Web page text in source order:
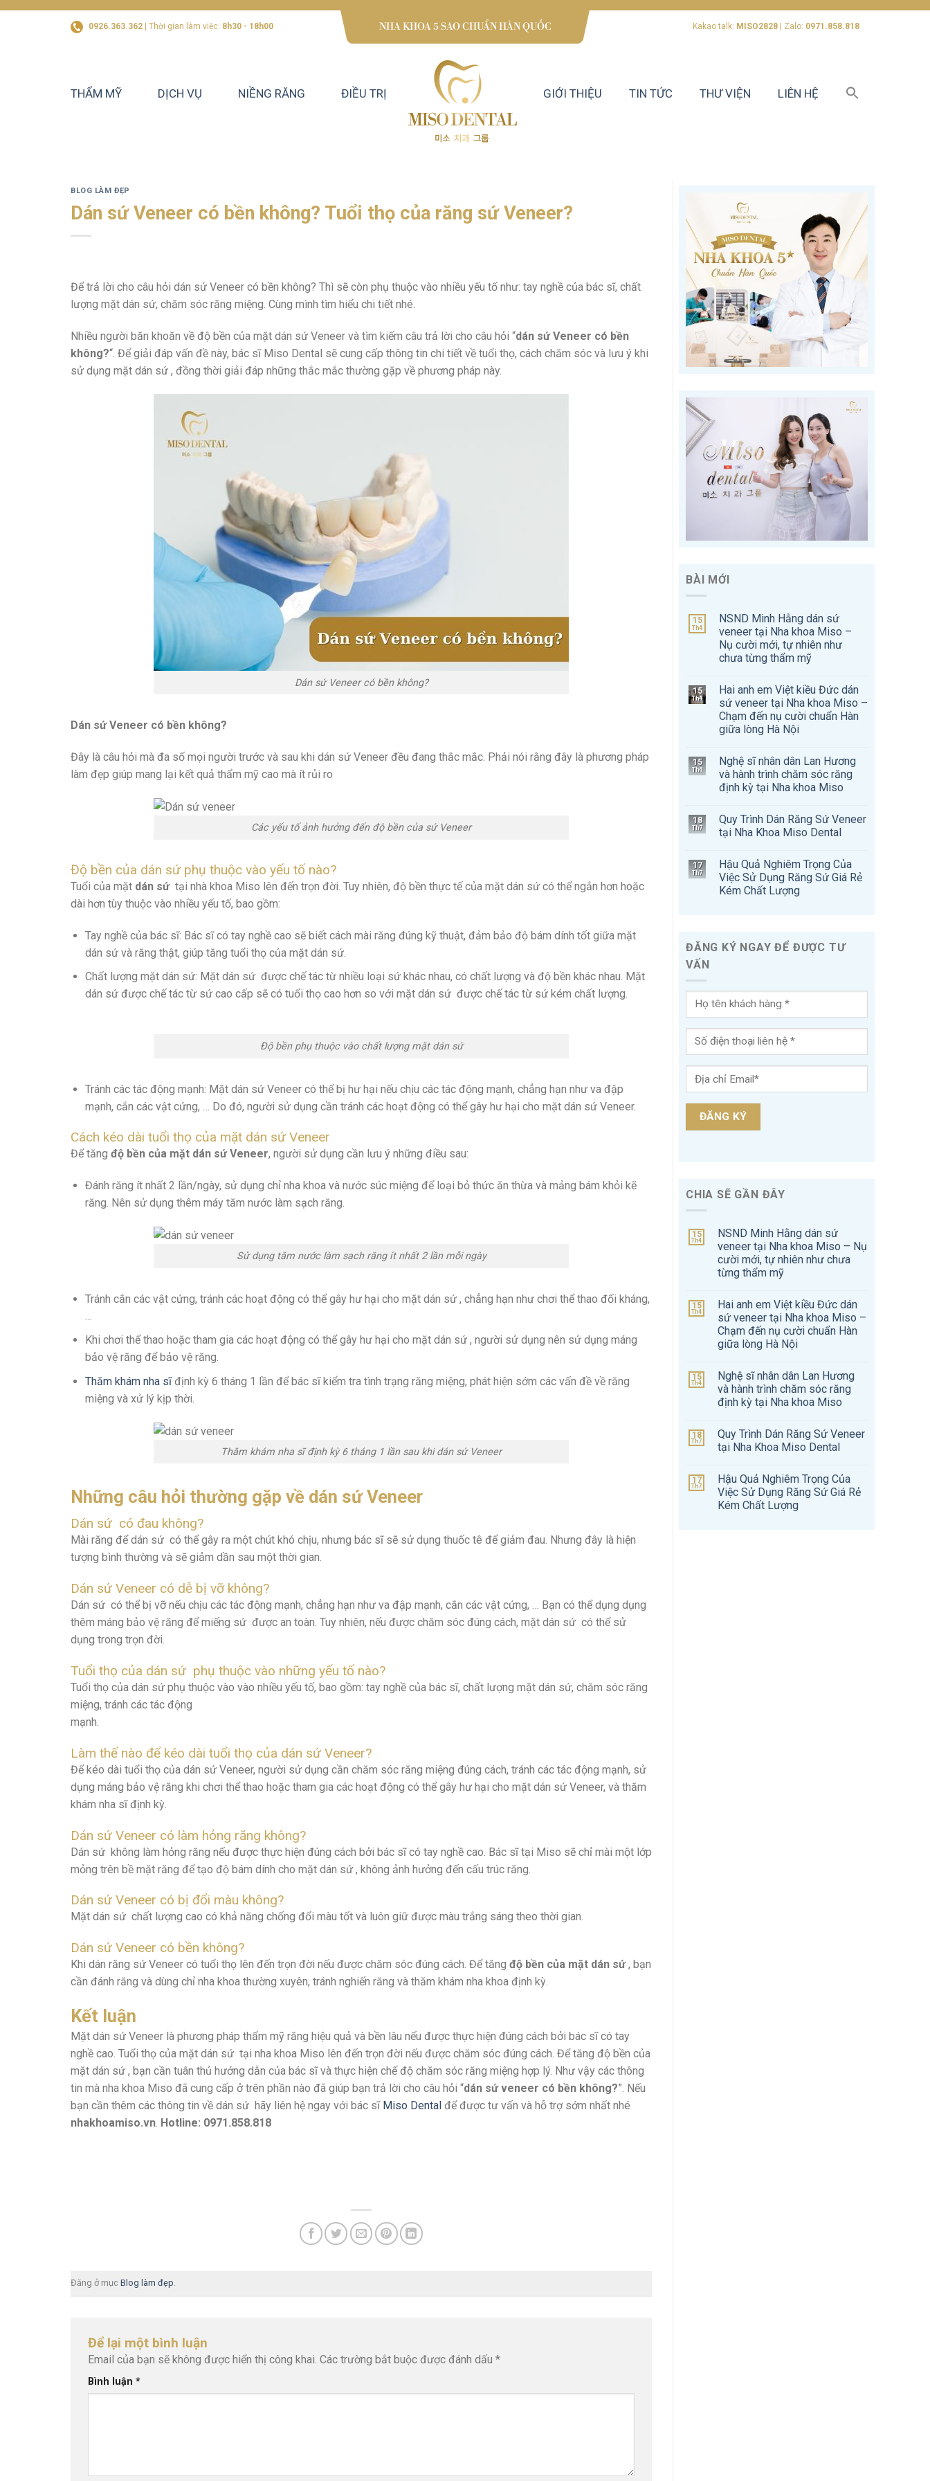
Skip
0926.363.362 | Thời gian làm việc: 8h30 - 18h00 NHA KHOA 5 SAO CHUẨN HÀN QUỐC Kakao talk: MISO2828 | Zalo: 0971.858.818
THẨM MỸ DỊCH VỤ NIỀNG RĂNG ĐIỀU TRỊ GIỚI THIỆU TIN TỨC THƯ VIỆN LIÊN HỆ
BLOG LÀM ĐẸP
Dán sứ Veneer có bền không? Tuổi thọ của răng sứ Veneer?
Để trả lời cho câu hỏi dán sứ Veneer có bền không? Thì sẽ còn phụ thuộc vào nhiều yếu tố như: tay nghề của bác sĩ, chất
lượng mặt dán sứ, chăm sóc răng miệng. Cùng mình tìm hiểu chi tiết nhé.
Nhiều người băn khoăn về độ bền của mặt dán sứ Veneer và tìm kiếm câu trả lời cho câu hỏi “dán sứ Veneer có bền
không?“. Để giải đáp vấn đề này, bác sĩ Miso Dental sẽ cung cấp thông tin chi tiết về tuổi thọ, cách chăm sóc và lưu ý khi
sử dụng mặt dán sứ , đồng thời giải đáp những thắc mắc thường gặp về phương pháp này.
Dán sứ Veneer có bền không?
Dán sứ Veneer có bền không?
Đây là câu hỏi mà đa số mọi người trước và sau khi dán sứ Veneer đều đang thắc mắc. Phải nói rằng đây là phương pháp
làm đẹp giúp mang lại kết quả thẩm mỹ cao mà ít rủi ro
Các yếu tố ảnh hưởng đến độ bền của sứ Veneer
Độ bền của dán sứ phụ thuộc vào yếu tố nào?
Tuổi của mặt dán sứ tại nhà khoa Miso lên đến trọn đời. Tuy nhiên, độ bền thực tế của mặt dán sứ có thể ngắn hơn hoặc
dài hơn tùy thuộc vào nhiều yếu tố, bao gồm:
Tay nghề của bác sĩ: Bác sĩ có tay nghề cao sẽ biết cách mài răng đúng kỹ thuật, đảm bảo độ bám dính tốt giữa mặt
dán sứ và răng thật, giúp tăng tuổi thọ của mặt dán sứ.
Chất lượng mặt dán sứ: Mặt dán sứ được chế tác từ nhiều loại sứ khác nhau, có chất lượng và độ bền khác nhau. Mặt
dán sứ được chế tác từ sứ cao cấp sẽ có tuổi thọ cao hơn so với mặt dán sứ được chế tác từ sứ kém chất lượng.
Độ bền phụ thuộc vào chất lượng mặt dán sứ
Tránh các tác động mạnh: Mặt dán sứ Veneer có thể bị hư hại nếu chịu các tác động mạnh, chẳng hạn như va đập
mạnh, cắn các vật cứng, … Do đó, người sử dụng cần tránh các hoạt động có thể gây hư hại cho mặt dán sứ Veneer.
Cách kéo dài tuổi thọ của mặt dán sứ Veneer
Để tăng độ bền của mặt dán sứ Veneer, người sử dụng cần lưu ý những điều sau:
Đánh răng ít nhất 2 lần/ngày, sử dụng chỉ nha khoa và nước súc miệng để loại bỏ thức ăn thừa và mảng bám khỏi kẽ
răng. Nên sử dụng thêm máy tăm nước làm sạch răng.
Sử dụng tăm nước làm sạch răng ít nhất 2 lần mỗi ngày
Tránh cắn các vật cứng, tránh các hoạt động có thể gây hư hại cho mặt dán sứ , chẳng hạn như chơi thể thao đối kháng,
Khi chơi thể thao hoặc tham gia các hoạt động có thể gây hư hại cho mặt dán sứ , người sử dụng nên sử dụng máng
bảo vệ răng để bảo vệ răng.
Thăm khám nha sĩđịnh kỳ 6 tháng 1 lần để bác sĩ kiểm tra tình trạng răng miệng, phát hiện sớm các vấn đề về răng
miệng và xử lý kịp thời.
Thăm khám nha sĩ định kỳ 6 tháng 1 lần sau khi dán sứ Veneer
Những câu hỏi thường gặp về dán sứ Veneer
Dán sứ có đau không?
Mài răng để dán sứ có thể gây ra một chút khó chịu, nhưng bác sĩ sẽ sử dụng thuốc tê để giảm đau. Nhưng đây là hiện
tượng bình thường và sẽ giảm dần sau một thời gian.
Dán sứ Veneer có dễ bị vỡ không?
Dán sứ có thể bị vỡ nếu chịu các tác động mạnh, chẳng hạn như va đập mạnh, cắn các vật cứng, … Bạn có thể dụng dụng
thêm máng bảo vệ răng để miếng sứ được an toàn. Tuy nhiên, nếu được chăm sóc đúng cách, mặt dán sứ có thể sử
dụng trong trọn đời.
Tuổi thọ của dán sứ phụ thuộc vào những yếu tố nào?
Tuổi thọ của dán sứ phụ thuộc vào vào nhiều yếu tố, bao gồm: tay nghề của bác sĩ, chất lượng mặt dán sứ, chăm sóc răng
miệng, tránh các tác động
mạnh.
Làm thế nào để kéo dài tuổi thọ của dán sứ Veneer?
Để kéo dài tuổi thọ của dán sứ Veneer, người sử dụng cần chăm sóc răng miệng đúng cách, tránh các tác động mạnh, sử
dụng máng bảo vệ răng khi chơi thể thao hoặc tham gia các hoạt động có thể gây hư hại cho mặt dán sứ Veneer, và thăm
khám nha sĩ định kỳ.
Dán sứ Veneer có làm hỏng răng không?
Dán sứ không làm hỏng răng nếu được thực hiện đúng cách bởi bác sĩ có tay nghề cao. Bác sĩ tại Miso sẽ chỉ mài một lớp
mỏng trên bề mặt răng để tạo độ bám dính cho mặt dán sứ , không ảnh hưởng đến cấu trúc răng.
Dán sứ Veneer có bị đổi màu không?
Mặt dán sứ chất lượng cao có khả năng chống đổi màu tốt và luôn giữ được màu trắng sáng theo thời gian.
Dán sứ Veneer có bền không?
Khi dán răng sứ Veneer có tuổi thọ lên đến trọn đời nếu được chăm sóc đúng cách. Để tăng độ bền của mặt dán sứ, bạn
cần đánh răng và dùng chỉ nha khoa thường xuyên, tránh nghiến răng và thăm khám nha khoa định kỳ.
Kết luận
Mặt dán sứ Veneer là phương pháp thẩm mỹ răng hiệu quả và bền lâu nếu được thực hiện đúng cách bởi bác sĩ có tay
nghề cao. Tuổi thọ của mặt dán sứ tại nha khoa Miso lên đến trọn đời nếu được chăm sóc đúng cách. Để tăng độ bền của
mặt dán sứ , bạn cần tuân thủ hướng dẫn của bác sĩ và thực hiện chế độ chăm sóc răng miệng hợp lý. Như vậy các thông
tin mà nha khoa Miso đã cung cấp ở trên phần nào đã giúp bạn trả lời cho câu hỏi “dán sứ veneer có bền không?”. Nếu
bạn cần thêm các thông tin về dán sứ hãy liên hệ ngay với bác sĩ Miso Dental để được tư vấn và hỗ trợ sớm nhất nhé
nhakhoamiso.vn. Hotline: 0971.858.818
Đăng ở mục Blog làm đẹp
Để lại một bình luận
Email của bạn sẽ không được hiển thị công khai. Các trường bắt buộc được đánh dấu *
Bình luận *
BÀI MỚI
15
Th4
NSND Minh Hằng dán sứ
veneer tại Nha khoa Miso –
Nụ cười mới, tự nhiên như
chưa từng thẩm mỹ
15
Th4
Hai anh em Việt kiều Đức dán
sứ veneer tại Nha khoa Miso –
Chạm đến nụ cười chuẩn Hàn
giữa lòng Hà Nội
15
Th4
Nghệ sĩ nhân dân Lan Hương
và hành trình chăm sóc răng
định kỳ tại Nha khoa Miso
18
Th7
Quy Trình Dán Răng Sứ Veneer
tại Nha Khoa Miso Dental
17
Th7
Hậu Quả Nghiêm Trọng Của
Việc Sử Dụng Răng Sứ Giá Rẻ
Kém Chất Lượng
ĐĂNG KÝ NGAY ĐỂ ĐƯỢC TƯ
VẤN
CHIA SẼ GẦN ĐÂY
15
Th4
NSND Minh Hằng dán sứ
veneer tại Nha khoa Miso – Nụ
cười mới, tự nhiên như chưa
từng thẩm mỹ
15
Th4
Hai anh em Việt kiều Đức dán
sứ veneer tại Nha khoa Miso –
Chạm đến nụ cười chuẩn Hàn
giữa lòng Hà Nội
15
Th4
Nghệ sĩ nhân dân Lan Hương
và hành trình chăm sóc răng
định kỳ tại Nha khoa Miso
18
Th7
Quy Trình Dán Răng Sứ Veneer
tại Nha Khoa Miso Dental
17
Th7
Hậu Quả Nghiêm Trọng Của
Việc Sử Dụng Răng Sứ Giá Rẻ
Kém Chất Lượng